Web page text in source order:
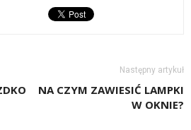
Następny artykuł
NA CZYM ZAWIESIĆ LAMPKI
W OKNIE?